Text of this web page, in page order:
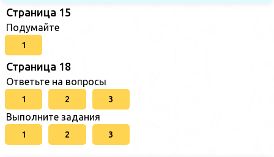
Страница 15
Подумайте
1
Страница 18
Ответьте на вопросы
1 2 3
Выполните задания
1 2 3